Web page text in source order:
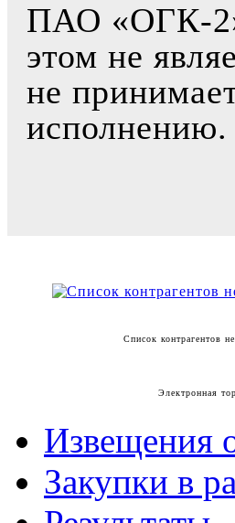
ПАО «ОГК-
этом не
не
исполнению.
Список контрагентов
Электронная
Извещения
Закупки в